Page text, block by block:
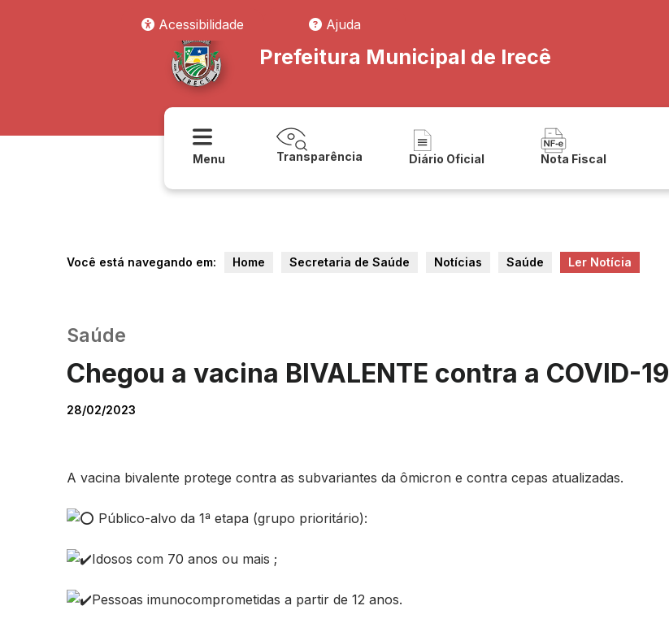
Acessibilidade
Ajuda
Prefeitura Municipal de Irecê
Menu Transparência Diário Oficial Nota Fiscal
Você está navegando em: Home Secretaria de Saúde Notícias Saúde Ler Notícia
Saúde
Chegou a vacina BIVALENTE contra a COVID-19
28/02/2023
A vacina bivalente protege contra as subvariantes da ômicron e contra cepas atualizadas.
Público-alvo da 1ª etapa (grupo prioritário):
Idosos com 70 anos ou mais ;
Pessoas imunocomprometidas a partir de 12 anos.